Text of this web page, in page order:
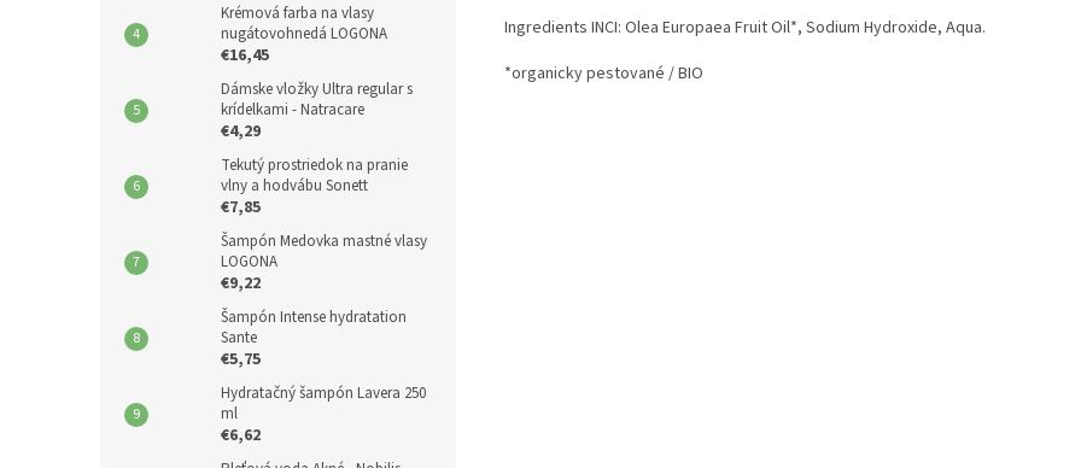
Krémová farba na vlasy
nugátovohnedá LOGONA
€16,45
Dámske vložky Ultra regular s
krídelkami - Natracare
€4,29
Tekutý prostriedok na pranie
vlny a hodvábu Sonett
€7,85
Šampón Medovka mastné vlasy
LOGONA
€9,22
Šampón Intense hydratation
Sante
€5,75
Hydratačný šampón Lavera 250
ml
€6,62
Ingredients INCI: Olea Europaea Fruit Oil*, Sodium Hydroxide, Aqua.
*organicky pestované / BIO